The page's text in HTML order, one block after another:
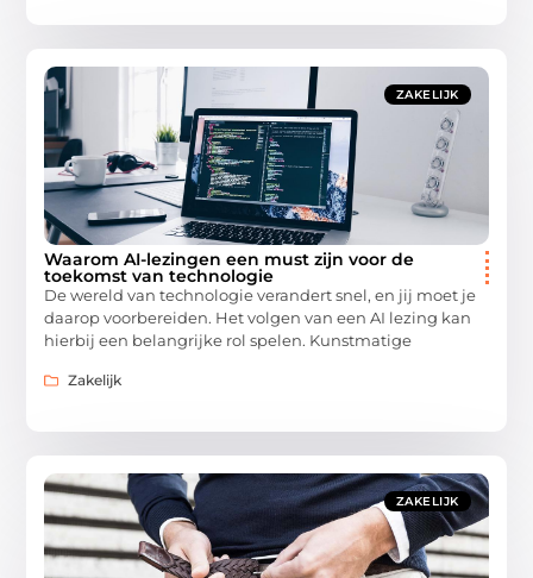
ZAKELIJK
Waarom AI-lezingen een must zijn voor de
toekomst van technologie
De wereld van technologie verandert snel, en jij moet je
daarop voorbereiden. Het volgen van een AI lezing kan
hierbij een belangrijke rol spelen. Kunstmatige
Zakelijk
ZAKELIJK